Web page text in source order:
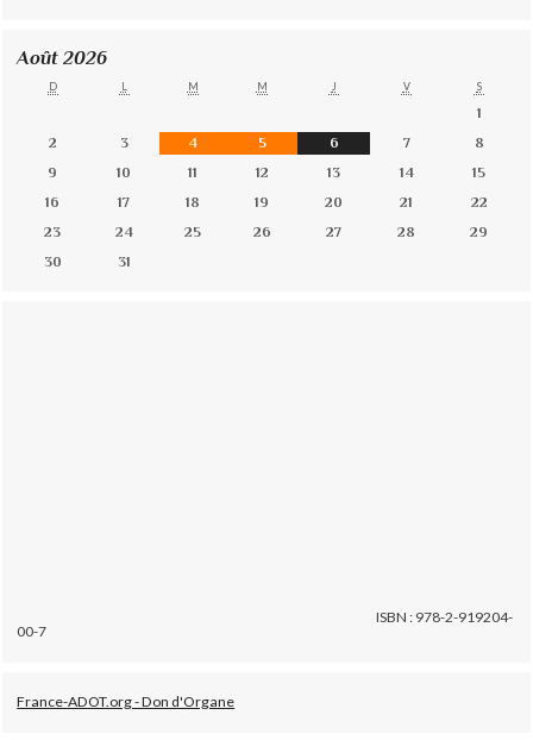
Août 2026
D L M M J V S
1
2
3 4 5 6 7
8
9
10 11 12 13 14
15
16
17 18 19 20 21
22
23
24 25 26 27 28
29
30
31
ISBN : 978-2-919204-
00-7
France-ADOT.org - Don d'Organe